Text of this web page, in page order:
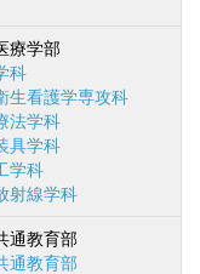
療学部
科
生看護学専攻科
法学科
具学科
学科
射線学科
通教育部
通教育部